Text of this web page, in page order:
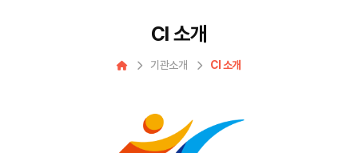
CI 소개
기관소개 CI 소개